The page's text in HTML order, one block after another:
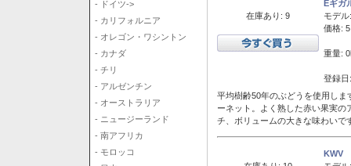
- ドイツ->
- カリフォルニア
- オレゴン・ワシントン
- カナダ
- チリ
- アルゼンチン
- オーストラリア
- ニュージーランド
- 南アフリカ
- モロッコ
在庫あり: 9
Eギガ
モデル:
価格:
重量:
登録
平均樹齢50年のぶどうを使用し
ーネット。よく熟した赤い果実
チ、ボリュームの大きな味わいで
KWV